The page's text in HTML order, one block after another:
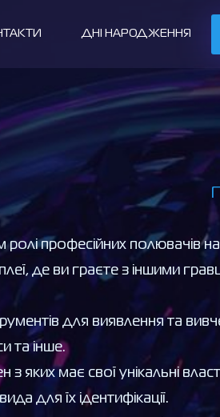
ДНІ НАРОДЖЕННЯ
професійних полювачів на
де ви граєте з іншими
для виявлення та
та інше.
яких має свої унікальні
для їх ідентифікації.